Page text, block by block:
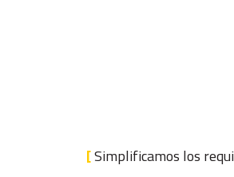
[Simplificamos los